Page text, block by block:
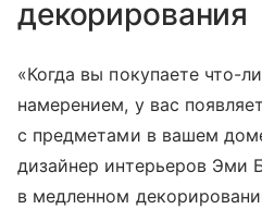
декорирования
«Когда вы покупаете что-
намерением, у вас
с предметами в вашем
дизайнер интерьеров Эми
в медленном